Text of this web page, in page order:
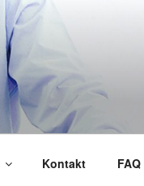
Kontakt FAQ